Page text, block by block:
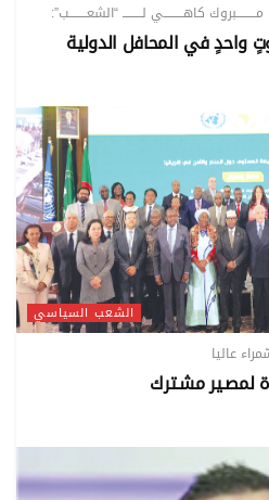
كاهـــــــــي لـــــــــ “الشعــــــــب”:
واحدٍ في المحافل الدولية
الشعب السياسي
عاليا
لمصـير مشـترك